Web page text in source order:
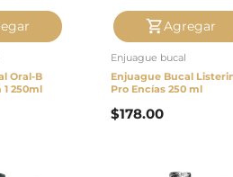
Oral-B
250ml
Agregar
Enjuague bucal
Enjuague Bucal
Pro Encías 250 ml
$178.00